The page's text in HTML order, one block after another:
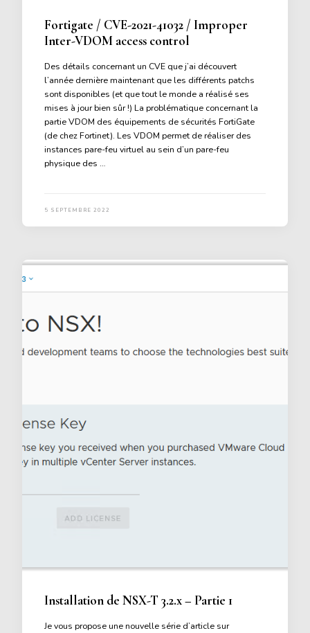
Fortigate / CVE-2021-41032 / Improper
Inter-VDOM access control
Des détails concernant un CVE que j’ai découvert
l’année dernière maintenant que les différents patchs
sont disponibles (et que tout le monde a réalisé ses
mises à jour bien sûr !) La problématique concernant la
partie VDOM des équipements de sécurités FortiGate
(de chez Fortinet). Les VDOM permet de réaliser des
instances pare-feu virtuel au sein d’un pare-feu
physique des …
5 SEPTEMBRE 2022
Installation de NSX-T 3.2.x – Partie 1
Je vous propose une nouvelle série d’article sur